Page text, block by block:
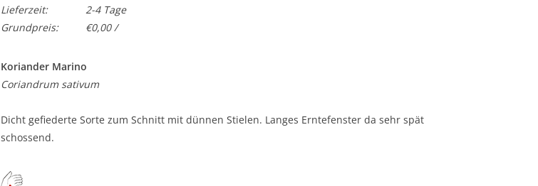
Lieferzeit:
2-4 Tage
Grundpreis:
€0,00 /
Koriander Marino
Coriandrum sativum
Dicht gefiederte Sorte zum Schnitt mit dünnen Stielen. Langes Erntefenster da sehr spät
schossend.